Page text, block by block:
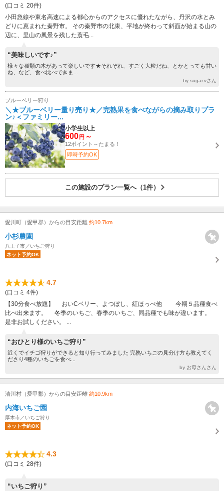
(口コミ 20件)
小田急線や東名高速による都心からのアクセスに優れたながら、丹沢の水とみ
どりに恵まれた秦野市。 その秦野市の北東、平地が終わって斜面が始まる山の
辺に、里山の風景を残した蓑毛...
“美味しいです♪”
様々な種類の木があって楽しいです★それぞれ、すごく大粒だね、とかとっても甘い
ね、など、食べ比べできま...
by sugar.vさん
ブルーベリー狩り
＼★ブルーベリー量り売り★／完熟果を食べながらの摘み取りプラ
ン♪＜ファミリー...
小学生以上
600 円 ～
12ポイント～たまる！
即時予約OK
この施設のプラン一覧へ（1件）
愛川町（愛甲郡）からの目安距離 約10.7km
小杉農園
八王子市／いちご狩り
ネット予約OK
4.7
(口コミ 4件)
【30分食べ放題】 おいCベリー、よつぼし、紅ほっぺ他 今期５品種食べ
比べ出来ます。 冬季のいちご、春季のいちご、同品種でも味が違います。
是非お試しください。 ...
“おひとり様のいちご狩り”
近くでイチゴ狩りができると知り行ってみました 完熟いちごの見分け方も教えてく
ださり4種のいちごを食べ...
by お母さんさん
清川村（愛甲郡）からの目安距離 約10.9km
内海いちご園
厚木市／いちご狩り
ネット予約OK
4.3
(口コミ 28件)
“いちご狩り”